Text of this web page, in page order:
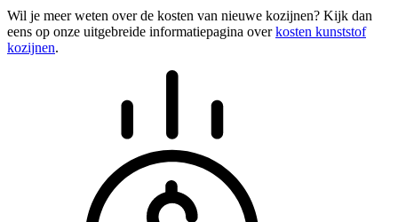
Wil je meer weten over de kosten van nieuwe kozijnen? Kijk dan
eens op onze uitgebreide informatiepagina overkosten kunststof
kozijnen.